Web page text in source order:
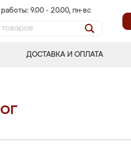
работы: 9.00 - 20.00, пн-вс
ДОСТАВКА И ОПЛАТА